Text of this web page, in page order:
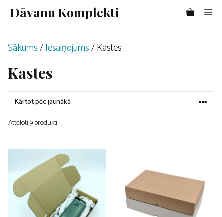
Doties
Dāvanu Komplekti
Sākums/Iesaiņojums/ Kastes
Kastes
Attēloti 9 produkti